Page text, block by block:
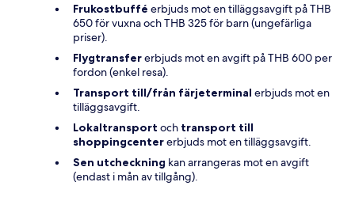
Frukostbuffé erbjuds mot en tilläggsavgift på THB
650 för vuxna och THB 325 för barn (ungefärliga
priser).
Flygtransfererbjuds mot en avgift på THB 600 per
fordon (enkel resa).
Transport till/från färjeterminal erbjuds mot en
tilläggsavgift.
Lokaltransport och transport till
shoppingcentererbjuds mot en tilläggsavgift.
Sen utcheckning kan arrangeras mot en avgift
(endast i mån av tillgång).